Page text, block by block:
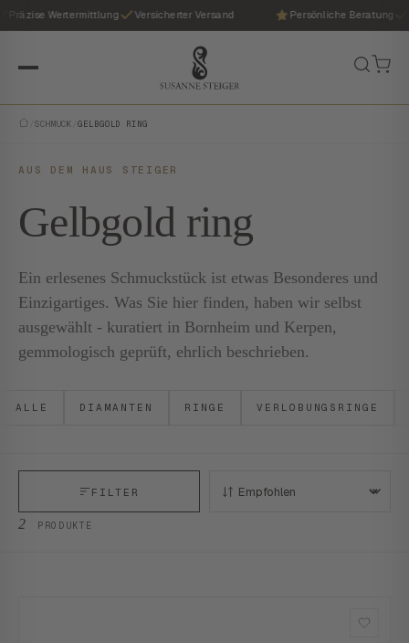
Präzise Wertermittlung Versicherter Versand Persönliche Beratung
SCHMUCK /GELBGOLD RING
AUS DEM HAUS STEIGER
Gelbgold ring
Ein erlesenes Schmuckstück ist etwas Besonderes und
Einzigartiges. Was Sie hier finden, haben wir selbst
ausgewählt - kuratiert in Bornheim und Kerpen,
gemmologisch geprüft, ehrlich beschrieben.
ALLE DIAMANTEN RINGE VERLOBUNGSRINGE
2 PRODUKTE
FILTER SORTIEREN: